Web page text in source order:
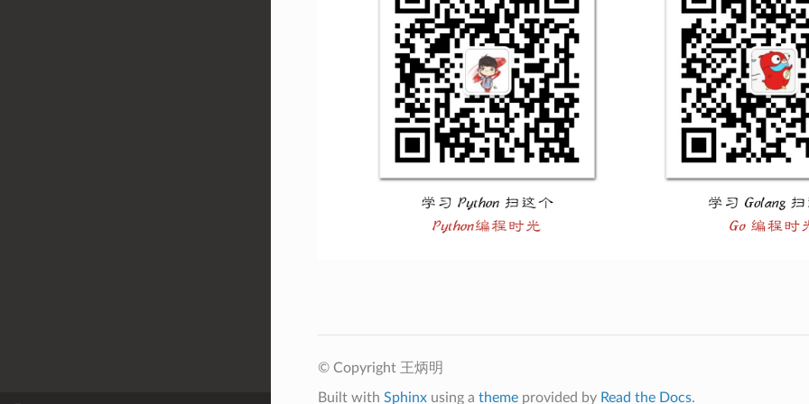
© Copyright 王炳明
Built with Sphinxusing a themeprovided by Read the Docs.